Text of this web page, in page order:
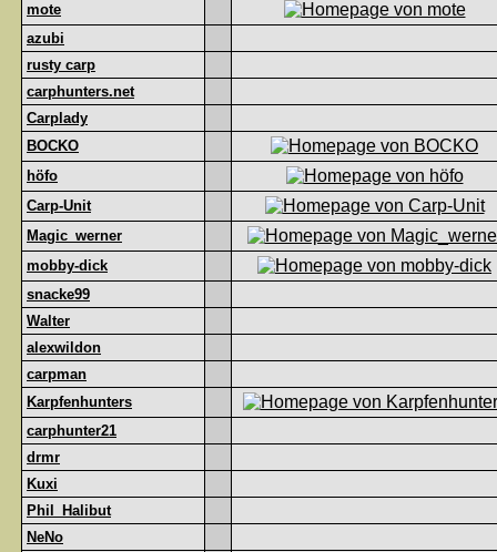
mote
azubi
rusty carp
carphunters.net
Carplady
BOCKO
höfo
Carp-Unit
Magic_werner
mobby-dick
snacke99
Walter
alexwildon
carpman
Karpfenhunters
carphunter21
drmr
Kuxi
Phil_Halibut
NeNo